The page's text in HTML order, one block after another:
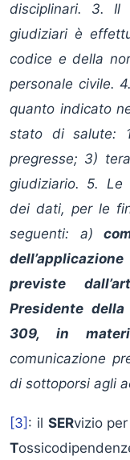
disciplinari. 3. Il
giudiziari è
codice e della
personale civile.
quanto indicato
stato di salute:
pregresse; 3)
giudiziario. 5. Le
dei dati, per le
seguenti: a)
previste
Presidente
309, in
comunicazione
di sottoporsi agli
[3] : il SERvizio
T